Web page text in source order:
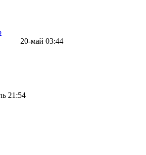
20-май 03:44
21:54